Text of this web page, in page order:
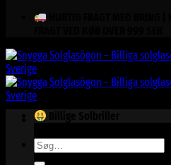
Søg
efter: